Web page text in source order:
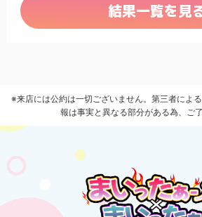
結果一覧を見
※来店には公約は一切ございません。第三者によ
報は事実と異なる部分がある為、ご